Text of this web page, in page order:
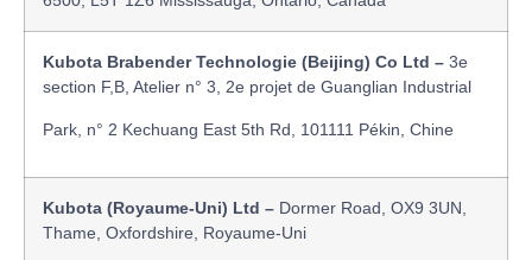
Kubota Brabender Technologie (Beijing) Co Ltd – 3e
section F,B, Atelier n° 3, 2e projet de Guanglian Industrial
Park, n° 2 Kechuang East 5th Rd, 101111 Pékin, Chine
Kubota (Royaume-Uni) Ltd – Dormer Road, OX9 3UN,
Thame, Oxfordshire, Royaume-Uni